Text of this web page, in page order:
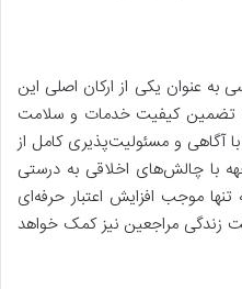
به عنوان یکی از ارکان اصلی این
تضمین کیفیت خدمات و سلامت
آگاهی و مسئولیت‌پذیری کامل از
با چالش‌های اخلاقی به درستی
موجب افزایش اعتبار حرفه‌ای
زندگی مراجعین نیز کمک خواهد